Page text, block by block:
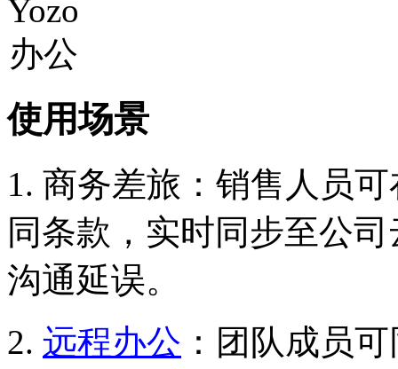
使用场景
1. 商务差旅：销售人员
同条款，实时同步至公
沟通延误。
2. 远程办公 ：团队成员